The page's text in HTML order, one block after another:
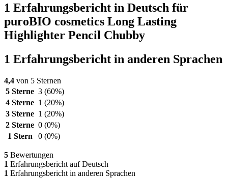
1 Erfahrungsbericht in Deutsch für
puroBIO cosmetics Long Lasting
Highlighter Pencil Chubby
1 Erfahrungsbericht in anderen Sprachen
4,4 von 5 Sternen
5 Sterne 3 (60%)
4 Sterne 1 (20%)
3 Sterne 1 (20%)
2 Sterne 0 (0%)
1 Stern
0 (0%)
5 Bewertungen
1 Erfahrungsbericht auf Deutsch
1 Erfahrungsbericht in anderen Sprachen